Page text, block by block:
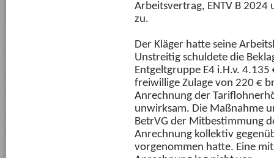
Arbeitsvertrag, ENTV B 2024
zu.
Der Kläger hatte seine
Unstreitig schuldete die
Entgeltgruppe E4 i.H.v.
freiwillige Zulage von 220 €
Anrechnung der
unwirksam. Die Maßnahme
BetrVG der Mitbestimmung
Anrechnung kollektiv
vorgenommen hatte. Eine